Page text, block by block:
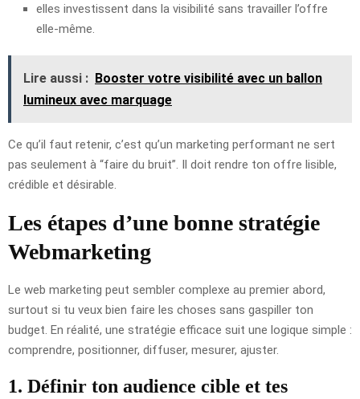
elles investissent dans la visibilité sans travailler l’offre
elle-même.
Lire aussi : Booster votre visibilité avec un ballon
lumineux avec marquage
Ce qu’il faut retenir, c’est qu’un marketing performant ne sert
pas seulement à “faire du bruit”. Il doit rendre ton offre lisible,
crédible et désirable.
Les étapes d’une bonne stratégie
Webmarketing
Le web marketing peut sembler complexe au premier abord,
surtout si tu veux bien faire les choses sans gaspiller ton
budget. En réalité, une stratégie efficace suit une logique simple :
comprendre, positionner, diffuser, mesurer, ajuster.
1. Définir ton audience cible et tes